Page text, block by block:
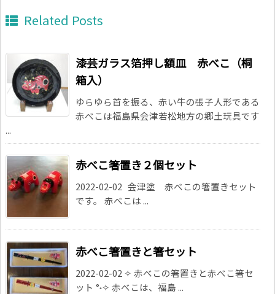
Related Posts
漆芸ガラス箔押し額皿 赤べこ（桐
箱入）
ゆらゆら首を振る、赤い牛の張子人形である
赤べこは福島県会津若松地方の郷土玩具です
...
赤べこ箸置き２個セット
2022-02-02 会津塗 赤べこの箸置きセット
です。 赤べこは ...
赤べこ箸置きと箸セット
2022-02-02 ✧ 赤べこの箸置きと赤べこ箸セ
ット °˖✧ 赤べこは、福島 ...